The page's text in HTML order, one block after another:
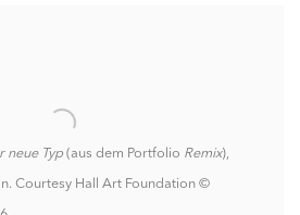
neue Typ (aus dem Portfolio Remix),
Courtesy Hall Art Foundation ©